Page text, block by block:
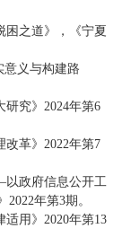
困之道》，《宁夏
意义与构建路
究》2024年第6
革》2022年第7
政府信息公开工
年第3期。
用》2020年第13